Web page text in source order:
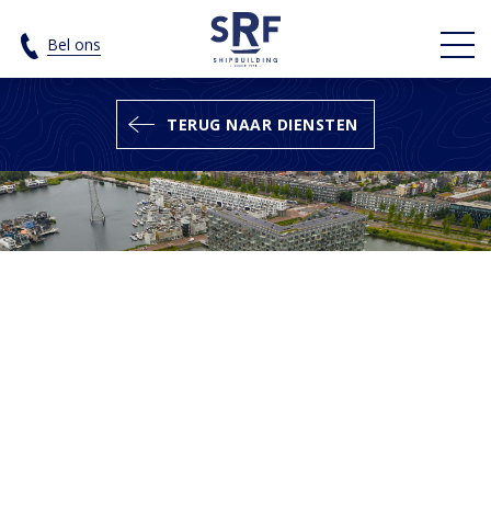
(Ver)bouw woonschepen - SRF
TERUG NAAR DIENSTEN
Bel ons